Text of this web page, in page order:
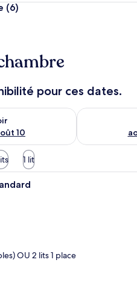
(6)
pour ces dates.
10
pour ce soir août 9 - août 10
Vérifier la
1 lit
Une chambre d’hôtel avec
OU 2 lits 1 place